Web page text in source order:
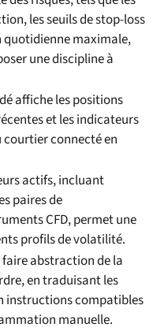
les seuils de stop-loss
maximale,
une discipline à
affiche les positions
et les indicateurs
connecté en
actifs, incluant
paires de
CFD, permet une
profils de volatilité.
abstraction de la
en traduisant les
instructions compatibles
manuelle.